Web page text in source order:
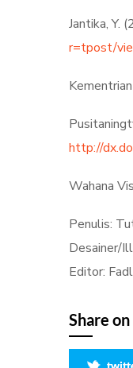
Jantika, Y.
r=tpost/
http://
Wahana
Penulis:
Desainer/
Editor:
Share